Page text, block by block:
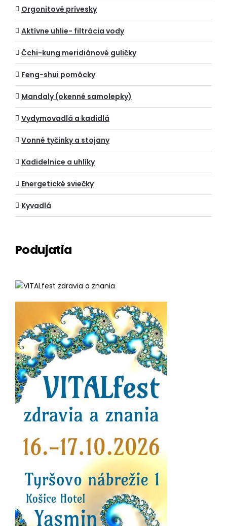
Orgonitové prívesky
Aktívne uhlie- filtrácia vody
Čchi-kung meridiánové guličky
Feng-shui pomôcky
Mandaly (okenné samolepky)
Vydymovadlá a kadidlá
Vonné tyčinky a stojany
Kadidelnice a uhlíky
Energetické sviečky
Kyvadlá
Podujatia